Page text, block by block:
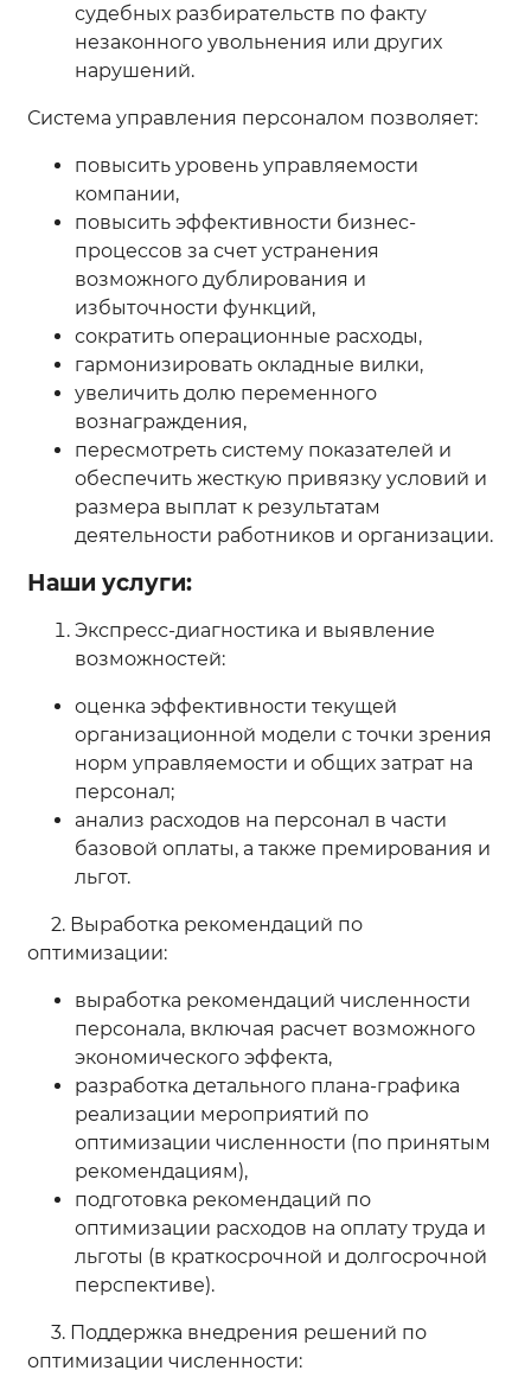
судебных разбирательств по факту
незаконного увольнения или других
нарушений.
Система управления персоналом позволяет:
повысить уровень управляемости
компании,
повысить эффективности бизнес-
процессов за счет устранения
возможного дублирования и
избыточности функций,
сократить операционные расходы,
гармонизировать окладные вилки,
увеличить долю переменного
вознаграждения,
пересмотреть систему показателей и
обеспечить жесткую привязку условий и
размера выплат к результатам
деятельности работников и организации.
Наши услуги:
Экспресс-диагностика и выявление
возможностей:
оценка эффективности текущей
организационной модели с точки зрения
норм управляемости и общих затрат на
персонал;
анализ расходов на персонал в части
базовой оплаты, а также премирования и
льгот.
2. Выработка рекомендаций по
оптимизации:
выработка рекомендаций численности
персонала, включая расчет возможного
экономического эффекта,
разработка детального плана-графика
реализации мероприятий по
оптимизации численности (по принятым
рекомендациям),
подготовка рекомендаций по
оптимизации расходов на оплату труда и
льготы (в краткосрочной и долгосрочной
перспективе).
3. Поддержка внедрения решений по
оптимизации численности: